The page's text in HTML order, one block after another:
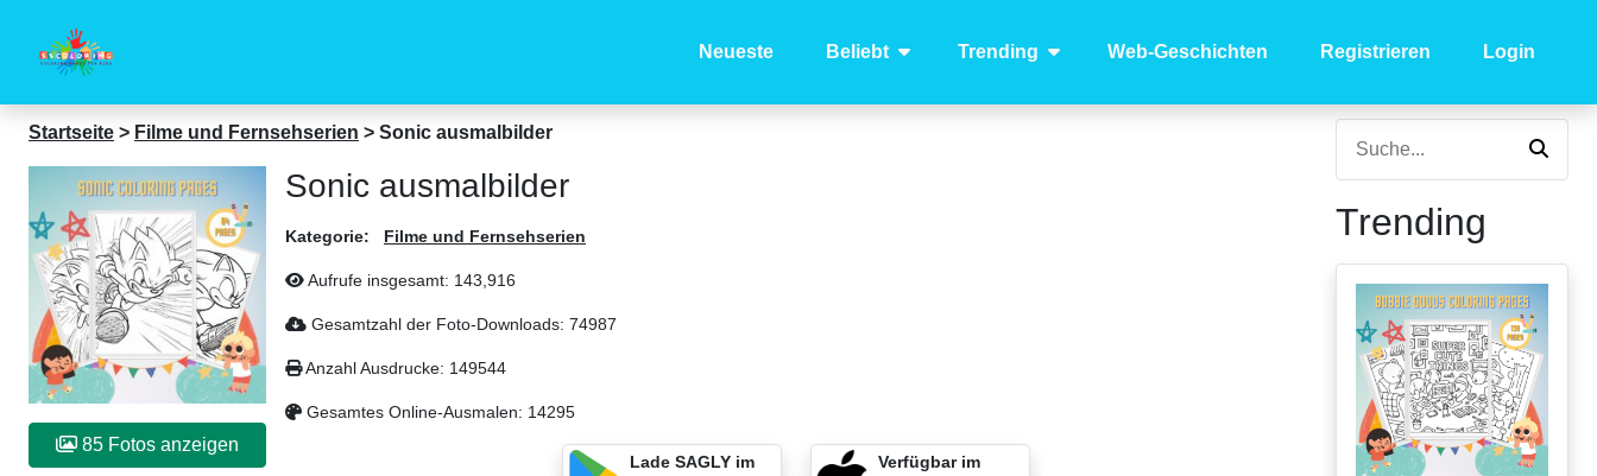
Neueste Beliebt Trending Web-Geschichten Registrieren Login
Startseite > Filme und Fernsehserien > Sonic ausmalbilder
85 Fotos anzeigen
Sonic ausmalbilder
Kategorie: Filme und Fernsehserien
Aufrufe insgesamt: 143,916
Gesamtzahl der Foto-Downloads: 74987
Anzahl Ausdrucke: 149544
Gesamtes Online-Ausmalen: 14295
Lade SAGLY im
Verfügbar im
Trending